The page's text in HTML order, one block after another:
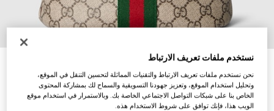
حقيبة ظهر أوفيديا Ophidia صغيرة
AED 4,750
نستخدم ملفات تعريف الارتباط
نحن نستخدم ملفات تعريف الارتباط والتقنيات المماثلة لتحسين التنقل في الموقع،
وتحليل استخدام الموقع، وتعزيز جهودنا التسويقية والسماح لك بمشاركة المحتوى
الخاص بنا على شبكات التواصل الاجتماعي الخاصة بك. وبالاستمرار في استخدام موقع
الويب هذا، فإنك توافق على شروط الاستخدام هذه.